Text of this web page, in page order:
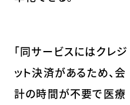
「同サービスにはクレジ
ット決済があるため、会
計の時間が不要で医療